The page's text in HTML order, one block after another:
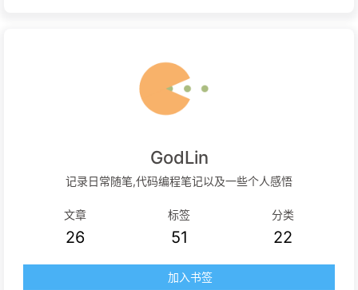
GodLin
记录日常随笔,代码编程笔记以及一些个人感悟
文章
26
标签
51
分类
22
加入书签